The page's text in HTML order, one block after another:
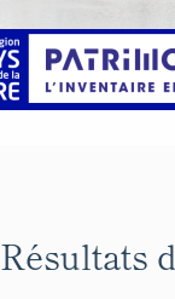
Résultats